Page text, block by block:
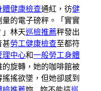
體健康檢查通紅，彷健
的電子磅秤。「實實
」林天巡檢推薦秤發出
甚勞工健康檢查至都符
理中心和一般勞工身體
旋轉，她的咖啡館被
搖欲墜，但她卻感到